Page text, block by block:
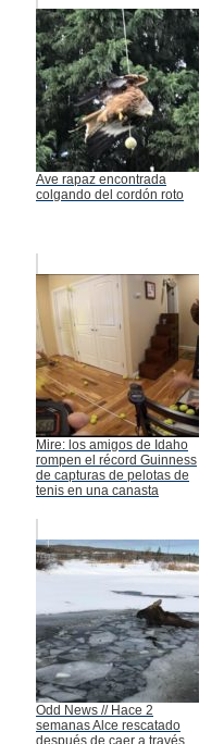
Ave rapaz encontrada
colgando del cordón roto
Mire: los amigos de Idaho
rompen el récord Guinness
de capturas de pelotas de
tenis en una canasta
Odd News // Hace 2
semanas Alce rescatado
después de caer a través